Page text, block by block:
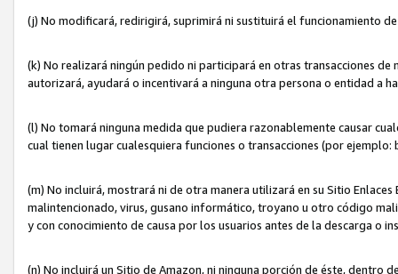
(j) No modificará, redirigirá, suprimirá ni sustituirá el funcionamiento
(k) No realizará ningún pedido ni participará en otras transacciones
autorizará, ayudará o incentivará a ninguna otra persona o entidad a
(l) No tomará ninguna medida que pudiera razonablemente causar
cual tienen lugar cualesquiera funciones o transacciones (por
(m) No incluirá, mostrará ni de otra manera utilizará en su Sitio
malintencionado, virus, gusano informático, troyano u otro código
y con conocimiento de causa por los usuarios antes de la descarga
(n) No incluirá un Sitio de Amazon, ni ninguna porción de éste,